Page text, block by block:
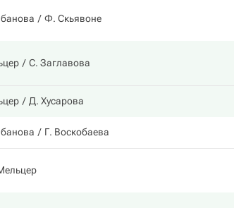
Ф. Скьявоне
С. Заглавова
Д. Хусарова
Г. Воскобаева